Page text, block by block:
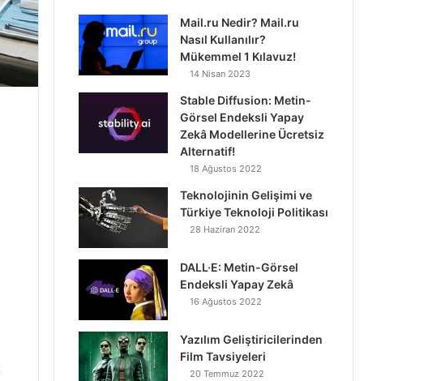
Mail.ru Nedir? Mail.ru
Nasıl Kullanılır?
Mükemmel 1 Kılavuz!
14 Nisan 2023
Stable Diffusion: Metin-
Görsel Endeksli Yapay
Zekâ Modellerine Ücretsiz
Alternatif!
18 Ağustos 2022
Teknolojinin Gelişimi ve
Türkiye Teknoloji Politikası
28 Haziran 2022
DALL·E: Metin-Görsel
Endeksli Yapay Zekâ
16 Ağustos 2022
Yazılım Geliştiricilerinden
Film Tavsiyeleri
20 Temmuz 2022